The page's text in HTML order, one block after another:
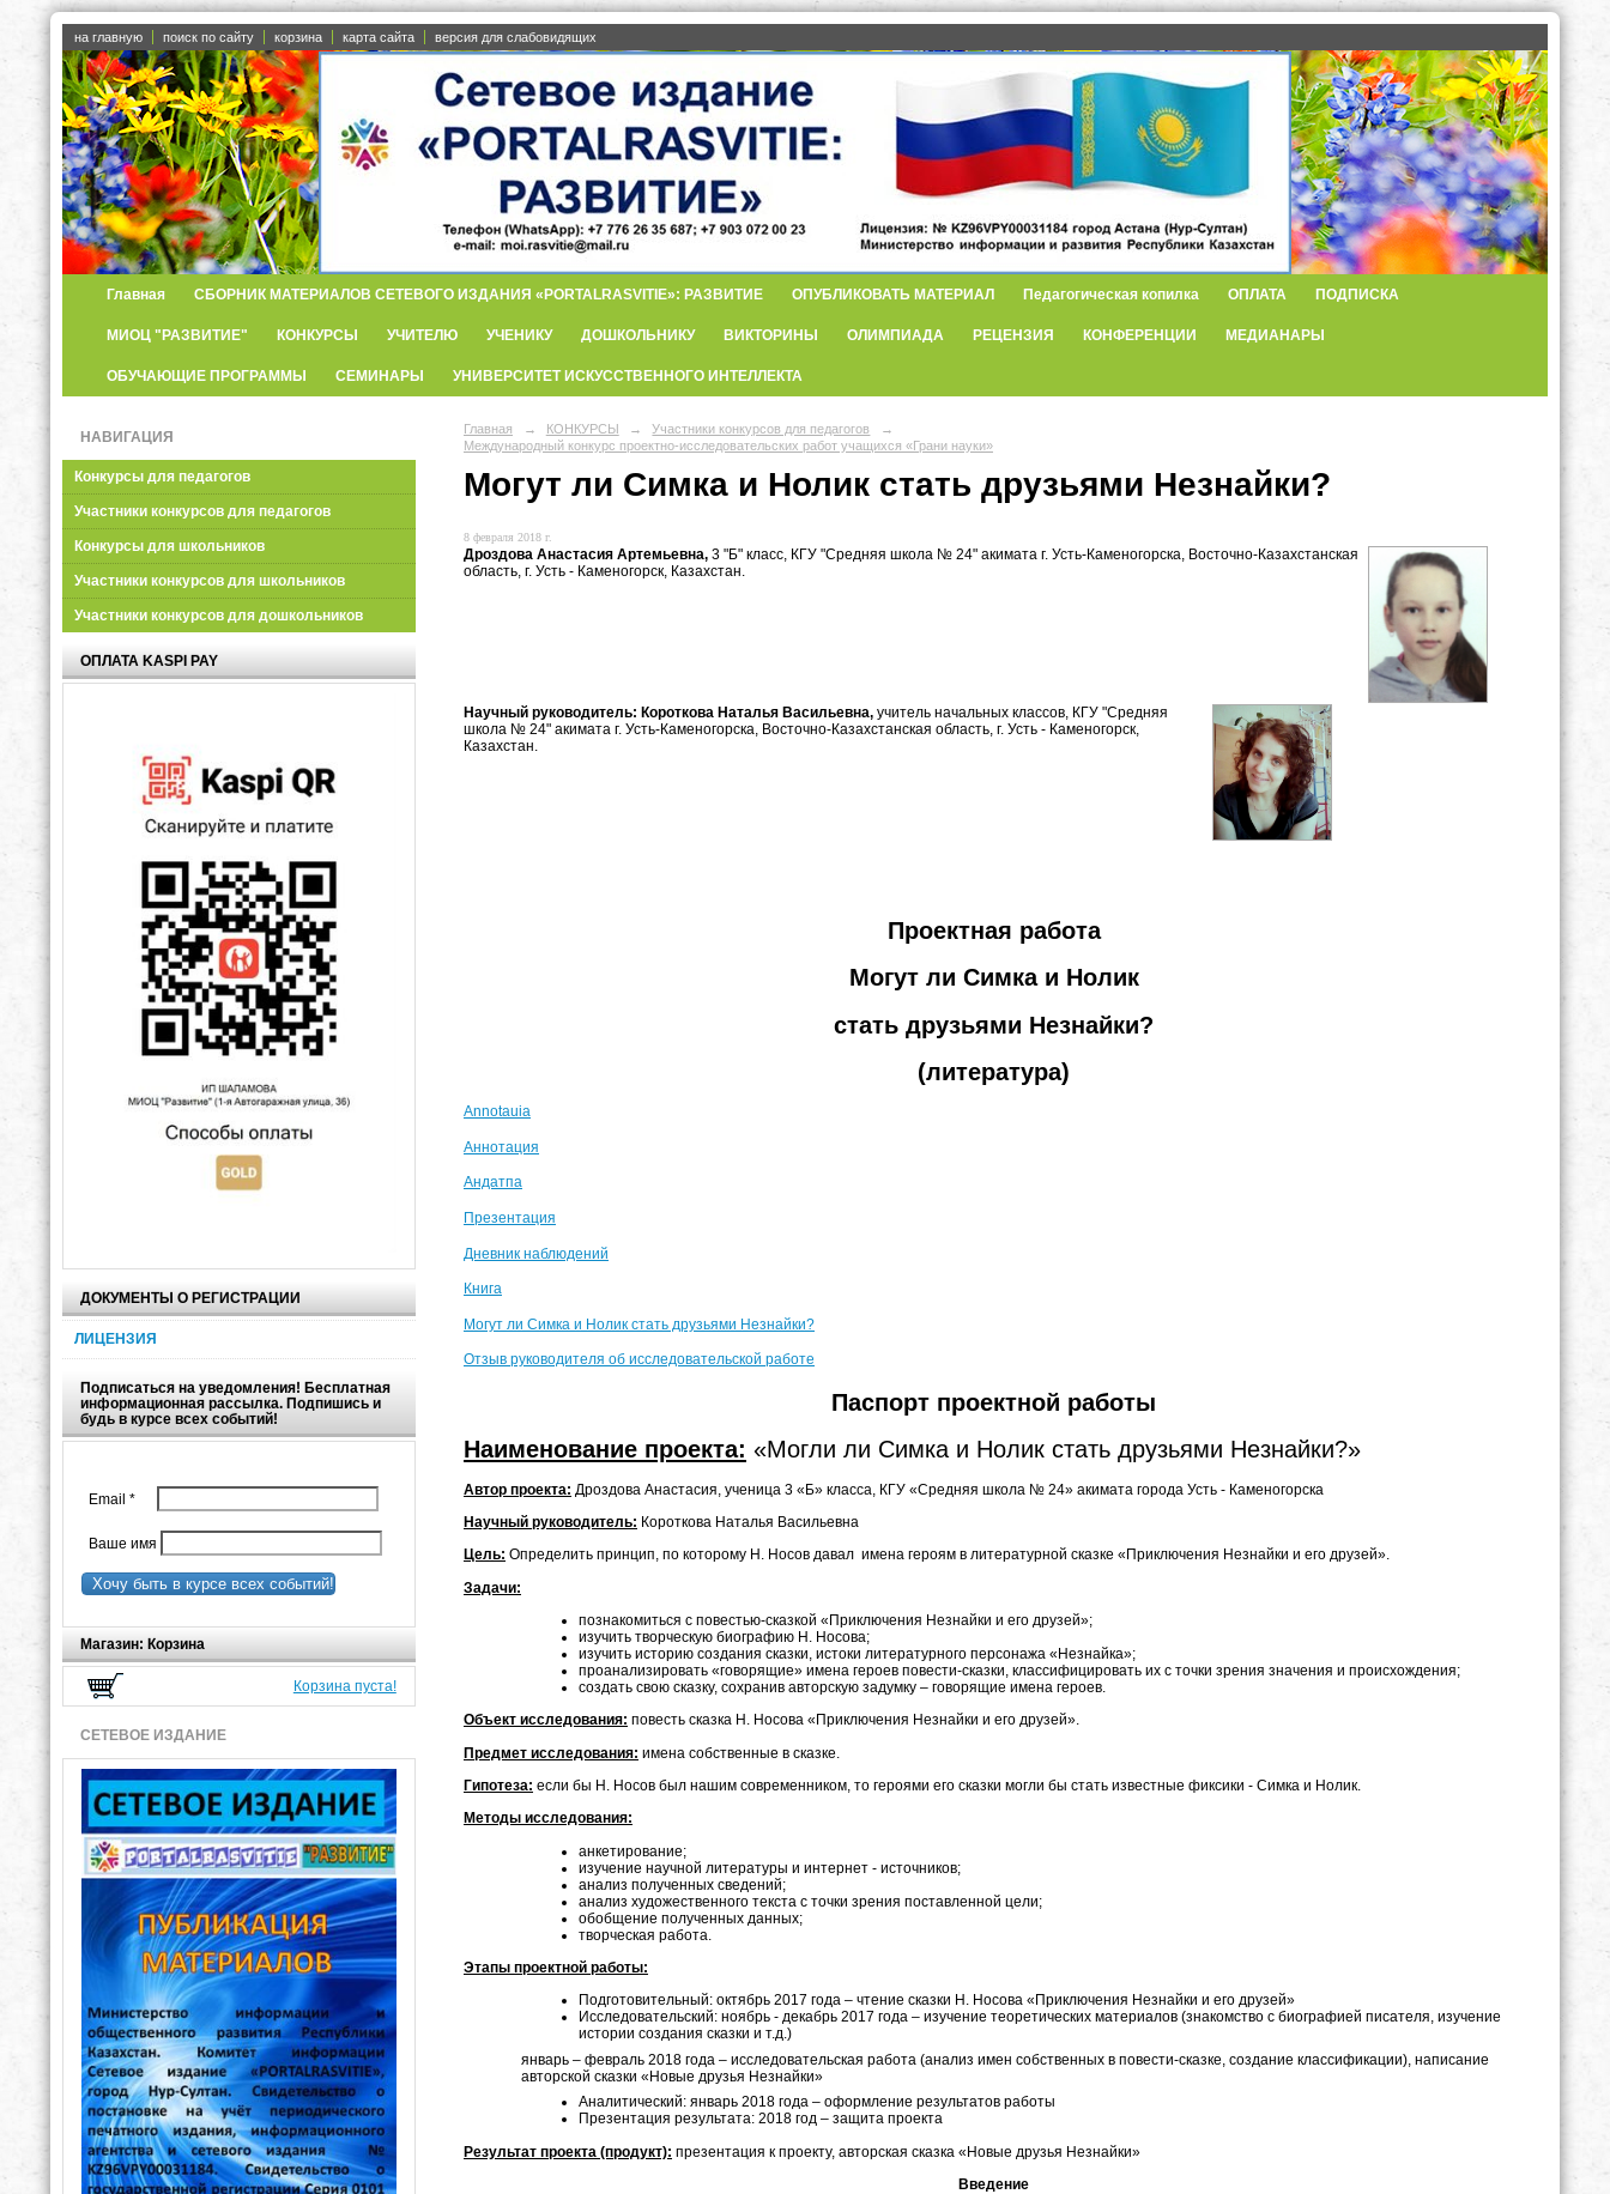
на главную поиск по сайту корзина карта сайта версия для слабовидящих
Главная СБОРНИК МАТЕРИАЛОВ СЕТЕВОГО ИЗДАНИЯ «PORTALRASVITIE»: РАЗВИТИЕ ОПУБЛИКОВАТЬ МАТЕРИАЛ Педагогическая копилка ОПЛАТА ПОДПИСКА
МИОЦ "РАЗВИТИЕ" КОНКУРСЫ УЧИТЕЛЮ УЧЕНИКУ ДОШКОЛЬНИКУ ВИКТОРИНЫ ОЛИМПИАДА РЕЦЕНЗИЯ КОНФЕРЕНЦИИ МЕДИАНАРЫ
ОБУЧАЮЩИЕ ПРОГРАММЫ СЕМИНАРЫ УНИВЕРСИТЕТ ИСКУССТВЕННОГО ИНТЕЛЛЕКТА
НАВИГАЦИЯ
Конкурсы для педагогов
Участники конкурсов для педагогов
Конкурсы для школьников
Участники конкурсов для школьников
Участники конкурсов для дошкольников
ОПЛАТА KASPI PAY
ДОКУМЕНТЫ О РЕГИСТРАЦИИ
ЛИЦЕНЗИЯ
Подписаться на уведомления! Бесплатная
информационная рассылка. Подпишись и
будь в курсе всех событий!
Email *
Ваше имя
Хочу быть в курсе всех событий!
Магазин: Корзина
Корзина пуста!
СЕТЕВОЕ ИЗДАНИЕ
Главная → КОНКУРСЫ → Участники конкурсов для педагогов
→
Международный конкурс проектно-исследовательских работ учащихся «Грани науки»
Могут ли Симка и Нолик стать друзьями Незнайки?
8 февраля 2018 г.
Дроздова Анастасия Артемьевна, 3 "Б" класс, КГУ "Средняя школа № 24" акимата г. Усть-Каменогорска, Восточно-Казахстанская
область, г. Усть - Каменогорск, Казахстан.
Научный руководитель: Короткова Наталья Васильевна, учитель начальных классов, КГУ "Средняя
школа № 24" акимата г. Усть-Каменогорска, Восточно-Казахстанская область, г. Усть - Каменогорск,
Казахстан.
Проектная работа
Могут ли Симка и Нолик
стать друзьями Незнайки?
(литература)
Annotauia
Аннотация
Андатпа
Презентация
Дневник наблюдений
Книга
Могут ли Симка и Нолик стать друзьями Незнайки?
Отзыв руководителя об исследовательской работе
Паспорт проектной работы
Наименование проекта: «Могли ли Симка и Нолик стать друзьями Незнайки?»
Автор проекта: Дроздова Анастасия, ученица 3 «Б» класса, КГУ «Средняя школа № 24» акимата города Усть - Каменогорска
Научный руководитель: Короткова Наталья Васильевна
Цель: Определить принцип, по которому Н. Носов давал имена героям в литературной сказке «Приключения Незнайки и его друзей».
Задачи:
познакомиться с повестью-сказкой «Приключения Незнайки и его друзей»;
изучить творческую биографию Н. Носова;
изучить историю создания сказки, истоки литературного персонажа «Незнайка»;
проанализировать «говорящие» имена героев повести-сказки, классифицировать их с точки зрения значения и происхождения;
создать свою сказку, сохранив авторскую задумку – говорящие имена героев.
Объект исследования: повесть сказка Н. Носова «Приключения Незнайки и его друзей».
Предмет исследования: имена собственные в сказке.
Гипотеза: если бы Н. Носов был нашим современником, то героями его сказки могли бы стать известные фиксики - Симка и Нолик.
Методы исследования:
анкетирование;
изучение научной литературы и интернет - источников;
анализ полученных сведений;
анализ художественного текста с точки зрения поставленной цели;
обобщение полученных данных;
творческая работа.
Этапы проектной работы:
Подготовительный: октябрь 2017 года – чтение сказки Н. Носова «Приключения Незнайки и его друзей»
Исследовательский: ноябрь - декабрь 2017 года – изучение теоретических материалов (знакомство с биографией писателя, изучение
истории создания сказки и т.д.)
январь – февраль 2018 года – исследовательская работа (анализ имен собственных в повести-сказке, создание классификации), написание
авторской сказки «Новые друзья Незнайки»
Аналитический: январь 2018 года – оформление результатов работы
Презентация результата: 2018 год – защита проекта
Результат проекта (продукт): презентация к проекту, авторская сказка «Новые друзья Незнайки»
Введение